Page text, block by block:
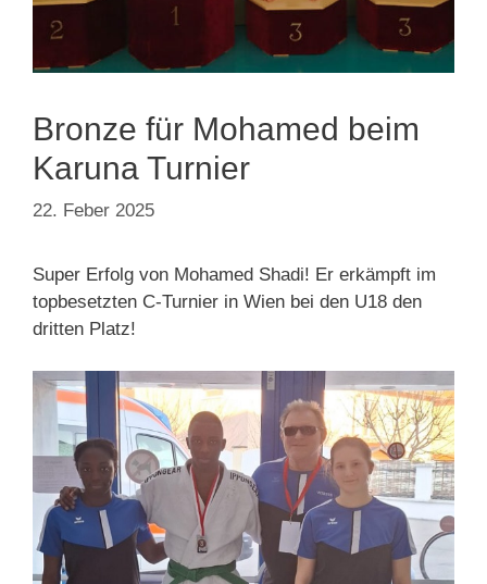
Bronze für Mohamed beim
Karuna Turnier
22. Feber 2025
Super Erfolg von Mohamed Shadi! Er erkämpft im
topbesetzten C-Turnier in Wien bei den U18 den
dritten Platz!